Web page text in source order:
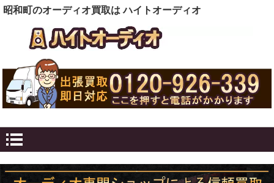
昭和町のオーディオ買取は ハイトオーディオ